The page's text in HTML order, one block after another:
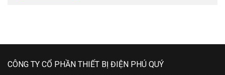
CÔNG TY CỔ PHẦN THIẾT BỊ ĐIỆN PHÚ QUÝ